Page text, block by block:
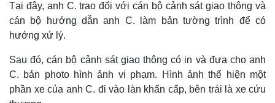
Tại đây, anh C. trao đổi với cán bộ cảnh sát giao thông và
cán bộ hướng dẫn anh C. làm bản tường trình để có
hướng xử lý.
Sau đó, cán bộ cảnh sát giao thông có in và đưa cho anh
C. bản photo hình ảnh vi phạm. Hình ảnh thể hiện một
phần xe của anh C. đi vào làn khẩn cấp, bên trái là xe cứu